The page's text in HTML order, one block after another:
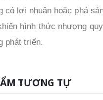
có lợi nhuận hoặc phá
hình thức nhượng
phát triển.
TƯƠNG TỰ